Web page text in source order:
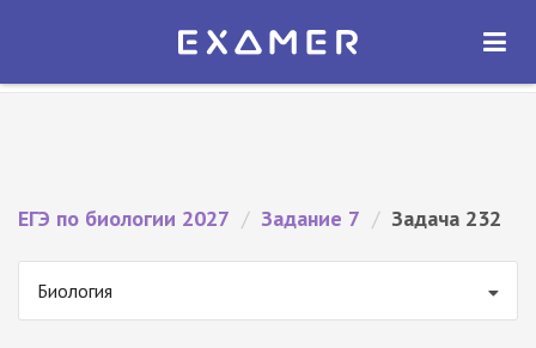
Экзамер — ЕГЭ 2027
ОТКРЫТЬ
ЕГЭ по биологии 2027 / Задание 7 / Задача 232
Биология